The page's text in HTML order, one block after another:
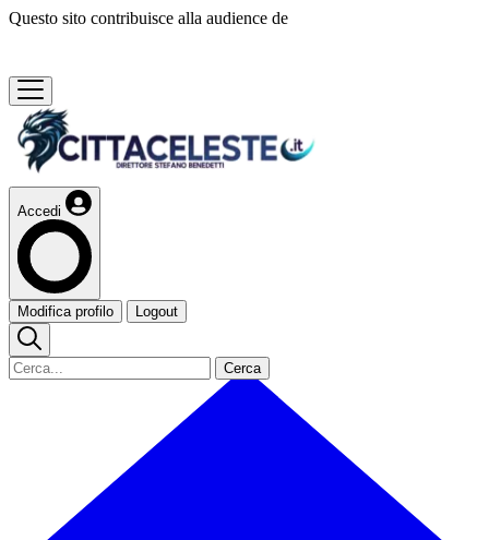
Questo sito contribuisce alla audience de
Accedi
Modifica profilo Logout
Cerca